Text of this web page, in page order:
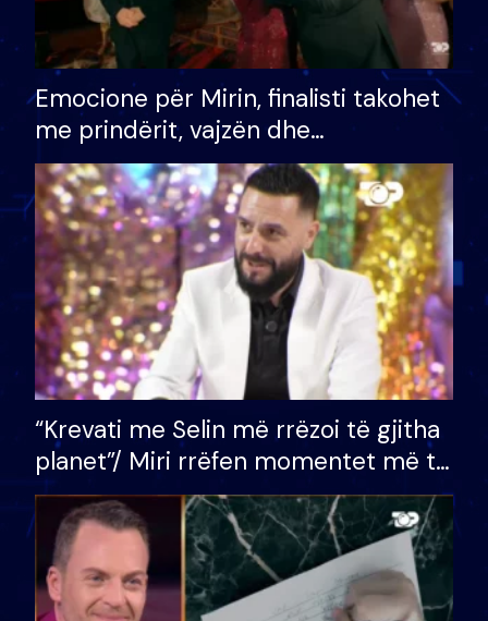
Emocione për Mirin, finalisti takohet
me prindërit, vajzën dhe
bashkëshorten: S’kemi ndonjë letër
divorci apo jo?
“Krevati me Selin më rrëzoi të gjitha
planet”/ Miri rrëfen momentet më të
bukura në shtëpinë e BB VIP: Do më
mungojë zilja e mëngjesit kur…